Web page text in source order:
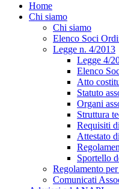
Home
Chi siamo
Chi siamo
Elenco Soci
Legge n. 4/2013
Legge 4/
Elenco
Atto
Statuto
Organi
Struttura
Requisiti
Attestato
Sportello
Regolamento
Comunicati